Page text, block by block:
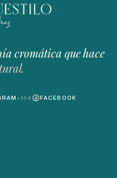
cromática que hace
+35K
FACEBOOK